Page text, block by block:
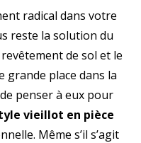
radical dans votre
reste la solution du
de sol et le
grande place dans la
penser à eux pour
vieillot en pièce
Même s’il s’agit